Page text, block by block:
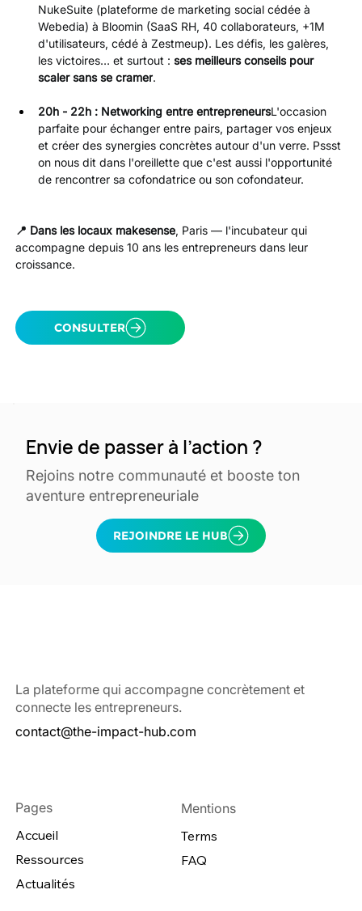
NukeSuite (plateforme de marketing social cédée à
Webedia) à Bloomin (SaaS RH, 40 collaborateurs, +1M
d'utilisateurs, cédé à Zestmeup). Les défis, les galères,
les victoires… et surtout : ses meilleurs conseils pour
scaler sans se cramer.
20h - 22h : Networking entre entrepreneursL'occasion
parfaite pour échanger entre pairs, partager vos enjeux
et créer des synergies concrètes autour d'un verre. Pssst
on nous dit dans l'oreillette que c'est aussi l'opportunité
de rencontrer sa cofondatrice ou son cofondateur.
📍 Dans les locaux makesense, Paris — l'incubateur qui
accompagne depuis 10 ans les entrepreneurs dans leur
croissance.
CONSULTER
Envie de passer à l’action ?
Rejoins notre communauté et booste ton
aventure entrepreneuriale
Pages
Accueil
Ressources
Actualités
La plateforme qui accompagne concrètement et
connecte les entrepreneurs.
contact@the-impact-hub.com
Mentions
Terms
FAQ